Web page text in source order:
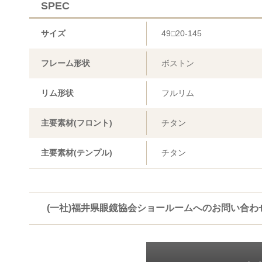
SPEC
サイズ 49□20-145
フレーム形状 ボストン
リム形状 フルリム
主要素材(フロント) チタン
主要素材(テンプル) チタン
(一社)福井県眼鏡協会ショールームへのお問い合わ